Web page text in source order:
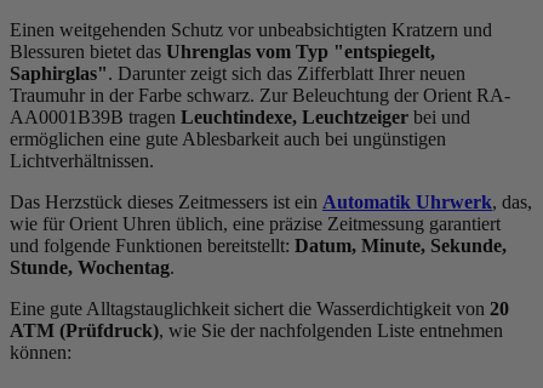
Einen weitgehenden Schutz vor unbeabsichtigten Kratzern und
Blessuren bietet das Uhrenglas vom Typ "entspiegelt,
Saphirglas". Darunter zeigt sich das Zifferblatt Ihrer neuen
Traumuhr in der Farbe schwarz. Zur Beleuchtung der Orient RA-
AA0001B39B tragen Leuchtindexe, Leuchtzeiger bei und
ermöglichen eine gute Ablesbarkeit auch bei ungünstigen
Lichtverhältnissen.
Das Herzstück dieses Zeitmessers ist ein Automatik Uhrwerk, das,
wie für Orient Uhren üblich, eine präzise Zeitmessung garantiert
und folgende Funktionen bereitstellt: Datum, Minute, Sekunde,
Stunde, Wochentag.
Eine gute Alltagstauglichkeit sichert die Wasserdichtigkeit von 20
ATM (Prüfdruck), wie Sie der nachfolgenden Liste entnehmen
können: